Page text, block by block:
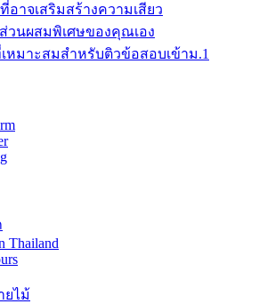
าจเสริมสร้างความเสียว
วนผสมพิเศษของคุณเอง
หมาะสมสำหรับติวข้อสอบเข้าม.1
Thailand
ยไม้